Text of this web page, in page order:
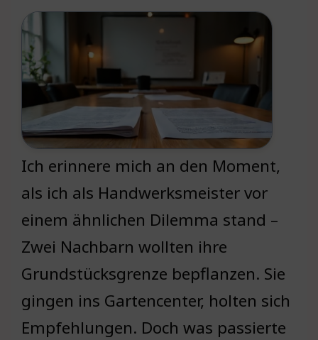
Ich erinnere mich an den Moment,
als ich als Handwerksmeister vor
einem ähnlichen Dilemma stand –
Zwei Nachbarn wollten ihre
Grundstücksgrenze bepflanzen. Sie
gingen ins Gartencenter, holten sich
Empfehlungen. Doch was passierte